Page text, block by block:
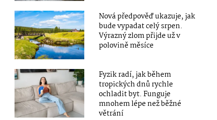
Nová předpověď ukazuje, jak
bude vypadat celý srpen.
Výrazný zlom přijde už v
polovině měsíce
Fyzik radí, jak během
tropických dnů rychle
ochladit byt. Funguje
mnohem lépe než běžné
větrání